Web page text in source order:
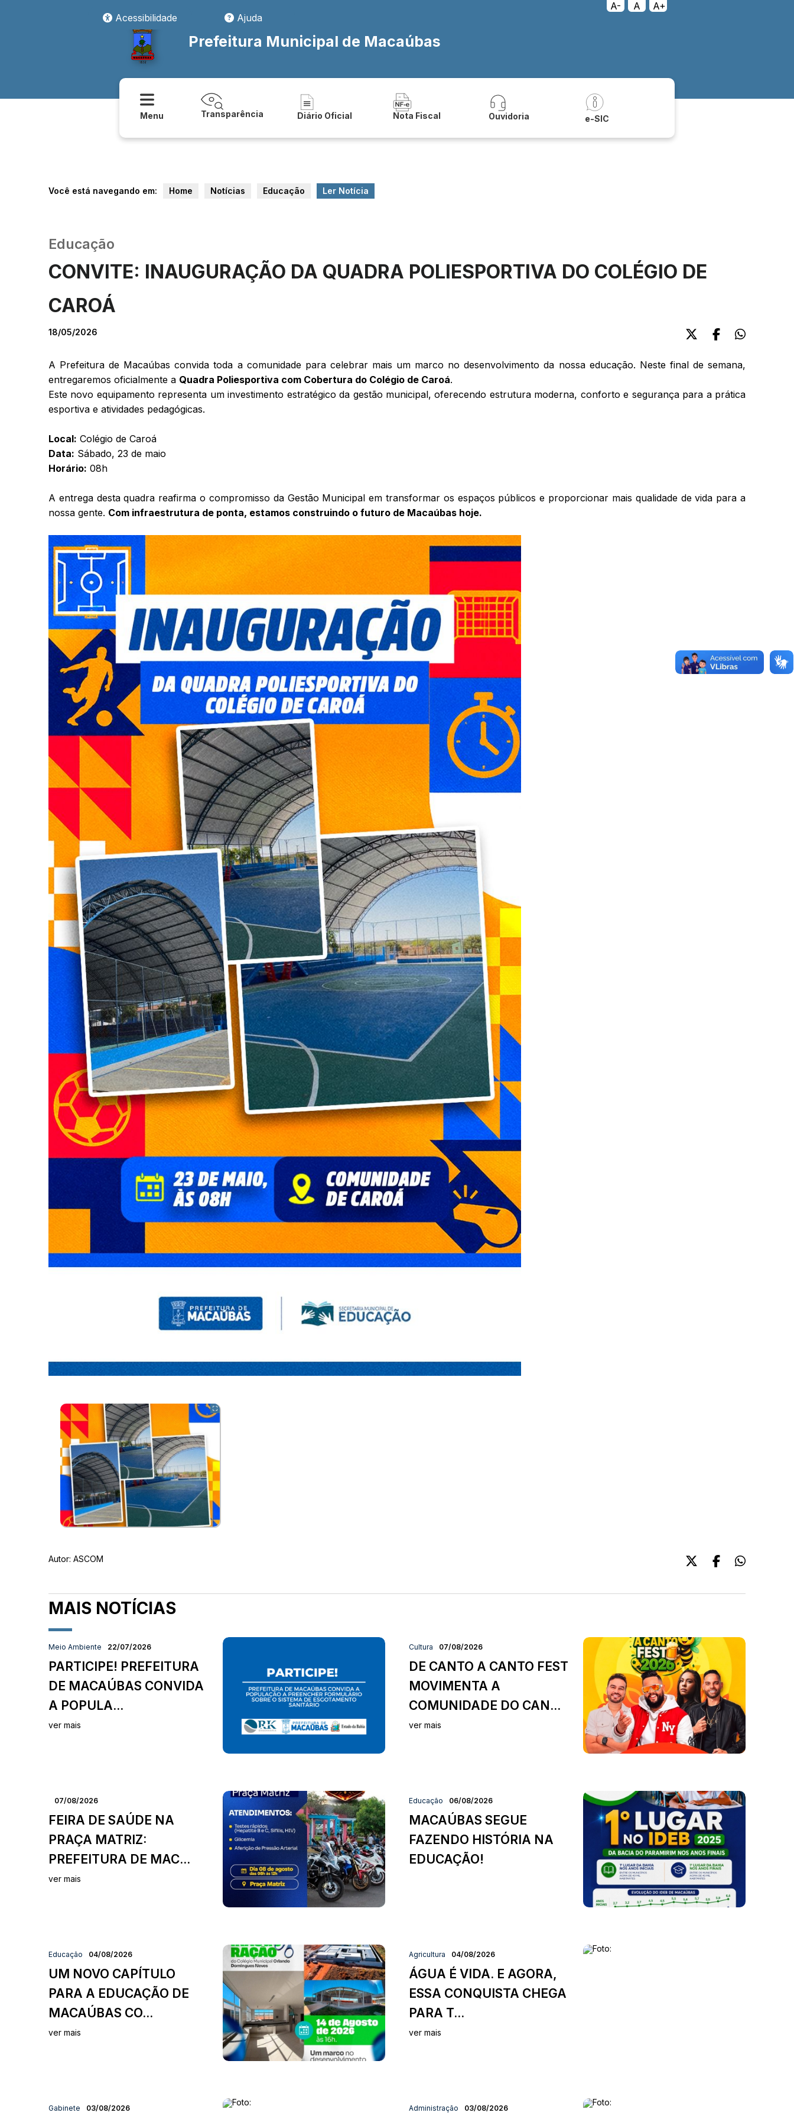
A- A
A+
Acessibilidade
Ajuda
Prefeitura Municipal de Macaúbas
Menu Transparência Diário Oficial Nota Fiscal Ouvidoria e-SIC
Você está navegando em: Home Notícias Educação Ler Notícia
Educação
CONVITE: INAUGURAÇÃO DA QUADRA POLIESPORTIVA DO COLÉGIO DE
CAROÁ
18/05/2026
A Prefeitura de Macaúbas convida toda a comunidade para celebrar mais um marco no desenvolvimento da nossa educação. Neste final de semana,
entregaremos oficialmente a Quadra Poliesportiva com Cobertura do Colégio de Caroá.
Este novo equipamento representa um investimento estratégico da gestão municipal, oferecendo estrutura moderna, conforto e segurança para a prática
esportiva e atividades pedagógicas.
Local: Colégio de Caroá
Data: Sábado, 23 de maio
Horário: 08h
A entrega desta quadra reafirma o compromisso da Gestão Municipal em transformar os espaços públicos e proporcionar mais qualidade de vida para a
nossa gente. Com infraestrutura de ponta, estamos construindo o futuro de Macaúbas hoje.
Autor: ASCOM
MAIS NOTÍCIAS
Meio Ambiente 22/07/2026
PARTICIPE! PREFEITURA
DE MACAÚBAS CONVIDA
A POPULA...
ver mais
Cultura 07/08/2026
DE CANTO A CANTO FEST
MOVIMENTA A
COMUNIDADE DO CAN...
ver mais
07/08/2026
FEIRA DE SAÚDE NA
PRAÇA MATRIZ:
PREFEITURA DE MAC...
ver mais
Educação 06/08/2026
MACAÚBAS SEGUE
FAZENDO HISTÓRIA NA
EDUCAÇÃO!
Educação 04/08/2026
UM NOVO CAPÍTULO
PARA A EDUCAÇÃO DE
MACAÚBAS CO...
ver mais
Agricultura 04/08/2026
ÁGUA É VIDA. E AGORA,
ESSA CONQUISTA CHEGA
PARA T...
ver mais
Gabinete 03/08/2026 Administração 03/08/2026